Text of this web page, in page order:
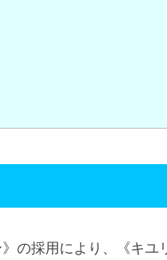
の採用により、《キ